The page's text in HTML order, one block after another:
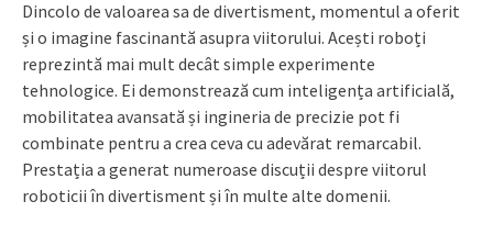
Dincolo de valoarea sa de divertisment, momentul a oferit
și o imagine fascinantă asupra viitorului. Acești roboți
reprezintă mai mult decât simple experimente
tehnologice. Ei demonstrează cum inteligența artificială,
mobilitatea avansată și ingineria de precizie pot fi
combinate pentru a crea ceva cu adevărat remarcabil.
Prestația a generat numeroase discuții despre viitorul
roboticii în divertisment și în multe alte domenii.